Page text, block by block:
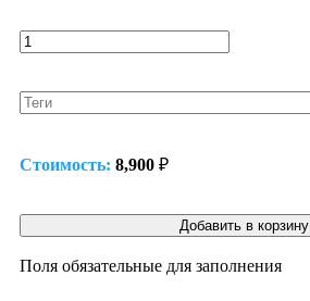
Стоимость: 8,900 ₽
Добавить в корзину
Поля обязательные для заполнения